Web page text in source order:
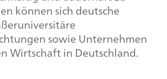
können sich deutsche
sowie Unternehmen
Wirtschaft in Deutschland.